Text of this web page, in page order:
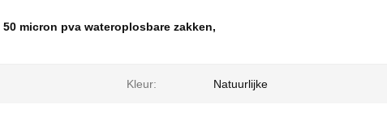
50 micron pva wateroplosbare zakken,
Kleur: Natuurlijke